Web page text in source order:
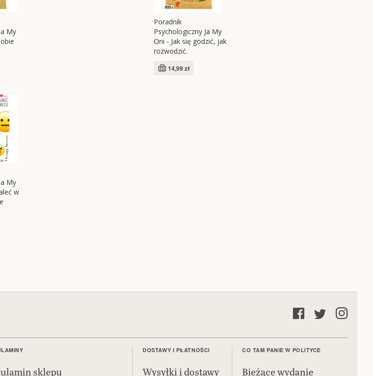
My
Poradnik
Psychologiczny Ja My
Oni - Jak się godzić, jak
rozwodzić.
14,99 zł
My
w
sklepu
DOSTAWY I PŁATNOŚCI
Wysyłki i dostawy
CO TAM PANIE W POLITYCE
Bieżące wydanie